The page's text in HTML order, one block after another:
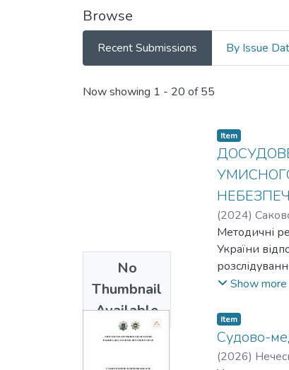
Browse
Recent Submissions By Issue
Recent Submissions
Now showing 1 - 20 of 55
No
Thumbnail
Available
Item
(2024)
Методичні
України
України
Show more
Item
Судово-
(2026)